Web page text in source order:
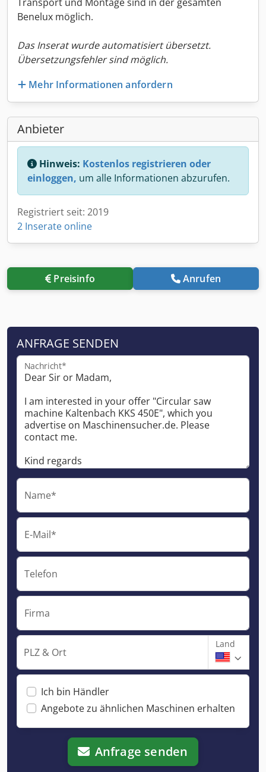
Benelux möglich.
Das Inserat wurde automatisiert übersetzt.
Übersetzungsfehler sind möglich.
Mehr Informationen anfordern
Anbieter
Hinweis: Kostenlos registrieren oder
einloggen, um alle Informationen abzurufen.
Registriert seit: 2019
2 Inserate online
Preisinfo Anrufen
ANFRAGE SENDEN
Nachricht*
Name*
E-Mail*
Telefon
Firma
PLZ & Ort
Land
Ich bin Händler
Angebote zu ähnlichen Maschinen erhalten
Anfrage senden